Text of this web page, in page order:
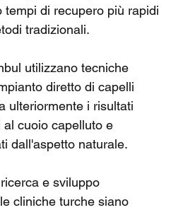
tempi di recupero più rapidi
tradizionali.
utilizzano tecniche
diretto di capelli
ulteriormente i risultati
cuoio capelluto e
dall'aspetto naturale.
e sviluppo
cliniche turche siano